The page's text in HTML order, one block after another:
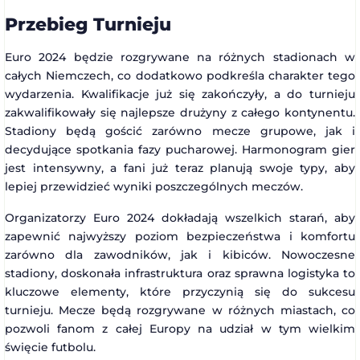
Przebieg Turnieju
Euro 2024 będzie rozgrywane na różnych stadionach w
całych Niemczech, co dodatkowo podkreśla charakter tego
wydarzenia. Kwalifikacje już się zakończyły, a do turnieju
zakwalifikowały się najlepsze drużyny z całego kontynentu.
Stadiony będą gościć zarówno mecze grupowe, jak i
decydujące spotkania fazy pucharowej. Harmonogram gier
jest intensywny, a fani już teraz planują swoje typy, aby
lepiej przewidzieć wyniki poszczególnych meczów.
Organizatorzy Euro 2024 dokładają wszelkich starań, aby
zapewnić najwyższy poziom bezpieczeństwa i komfortu
zarówno dla zawodników, jak i kibiców. Nowoczesne
stadiony, doskonała infrastruktura oraz sprawna logistyka to
kluczowe elementy, które przyczynią się do sukcesu
turnieju. Mecze będą rozgrywane w różnych miastach, co
pozwoli fanom z całej Europy na udział w tym wielkim
święcie futbolu.